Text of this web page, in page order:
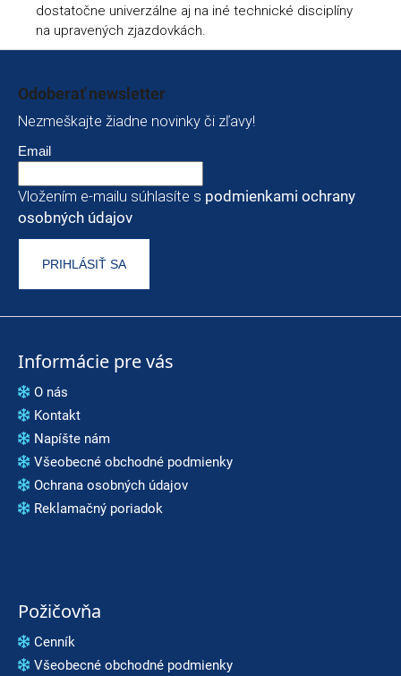
dostatočne univerzálne aj na iné technické disciplíny
na upravených zjazdovkách.
Odoberať newsletter
Nezmeškajte žiadne novinky či zľavy!
Email
Vložením e-mailu súhlasíte s podmienkami ochrany
osobných údajov
PRIHLÁSIŤ SA
Informácie pre vás
O nás
Kontakt
Napíšte nám
Všeobecné obchodné podmienky
Ochrana osobných údajov
Reklamačný poriadok
Požičovňa
Cenník
Všeobecné obchodné podmienky